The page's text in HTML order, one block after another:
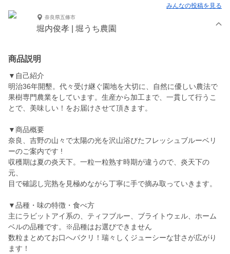
みんなの投稿を見る
奈良県五條市
堀内俊孝 | 堀うち農園
商品説明
▼自己紹介
明治36年開墾。代々受け継ぐ園地を大切に、自然に優しい農法で
果樹専門農業をしています。生産から加工まで、一貫して行うこ
とで、美味しい！をお届けさせて頂きます。
▼商品概要
奈良、吉野の山々で太陽の光を沢山浴びたフレッシュブルーベリ
ーのご案内です !
収穫期は夏の炎天下。一粒一粒熟す時期が違うので、炎天下の
元、
目で確認し完熟を見極めながら丁寧に手で摘み取っていきます。
▼品種・味の特徴・食べ方
主にラビットアイ系の、ティフブルー、ブライトウェル、ホーム
ベルの品種です。※品種はお選びできません
数粒まとめてお口へパクリ！瑞々しくジューシーな甘さが広がり
ます！